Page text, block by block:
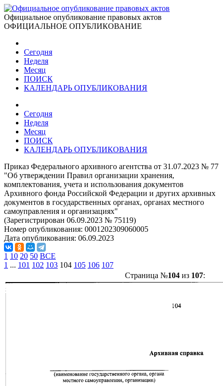
Официальное опубликование правовых актов
ОФИЦИАЛЬНОЕ ОПУБЛИКОВАНИЕ
Сегодня
Неделя
Месяц
ПОИСК
КАЛЕНДАРЬ ОПУБЛИКОВАНИЯ
Сегодня
Неделя
Месяц
ПОИСК
КАЛЕНДАРЬ ОПУБЛИКОВАНИЯ
Приказ Федерального архивного агентства от 31.07.2023 № 77
"Об утверждении Правил организации хранения,
комплектования, учета и использования документов
Архивного фонда Российской Федерации и других архивных
документов в государственных органах, органах местного
самоуправления и организациях"
(Зарегистрирован 06.09.2023 № 75119)
Номер опубликования: 0001202309060005
Дата опубликования: 06.09.2023
1 10 20 50 ВСЕ
1 ... 101 102 103 104 105 106 107
Страница №104из 107: